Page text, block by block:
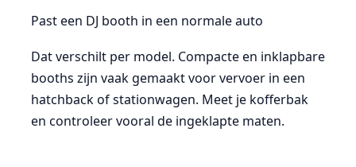
Past een DJ booth in een normale auto
Dat verschilt per model. Compacte en inklapbare
booths zijn vaak gemaakt voor vervoer in een
hatchback of stationwagen. Meet je kofferbak
en controleer vooral de ingeklapte maten.